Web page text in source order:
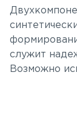
служит
Возможно